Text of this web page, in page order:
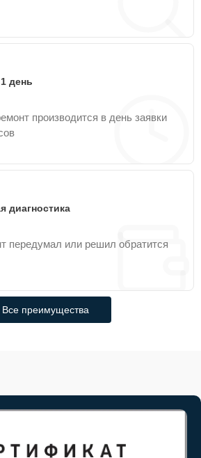
день
производится в день заявки
диагностика
передумал или решил обратится
Все преимущества